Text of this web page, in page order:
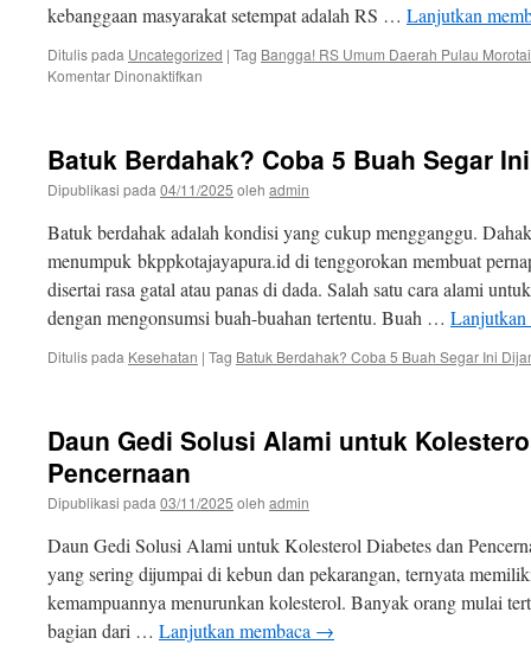
kebanggaan masyarakat setempat adalah RS … Lanjutkan
Ditulis pada Uncategorized | Tag Bangga! RS Umum Daerah Pulau
Komentar Dinonaktifkan
Daerah
Pulau
Morotai
Hadir
dengan
Layanan
Modern
dan
Tenaga
Medis
Profesional
Batuk Berdahak? Coba 5 Buah Segar
Dipublikasi pada 04/11/2025 oleh admin
Batuk berdahak adalah kondisi yang cukup mengganggu.
menumpuk bkppkotajayapura.id di tenggorokan membuat
disertai rasa gatal atau panas di dada. Salah satu cara alami
dengan mengonsumsi buah-buahan tertentu. Buah …
Ditulis pada Kesehatan | Tag Batuk Berdahak? Coba 5 Buah Segar Ini
Daun Gedi Solusi Alami untuk
Pencernaan
Dipublikasi pada 03/11/2025 oleh admin
Daun Gedi Solusi Alami untuk Kolesterol Diabetes dan
yang sering dijumpai di kebun dan pekarangan, ternyata
kemampuannya menurunkan kolesterol. Banyak orang mulai
bagian dari … Lanjutkan membaca →